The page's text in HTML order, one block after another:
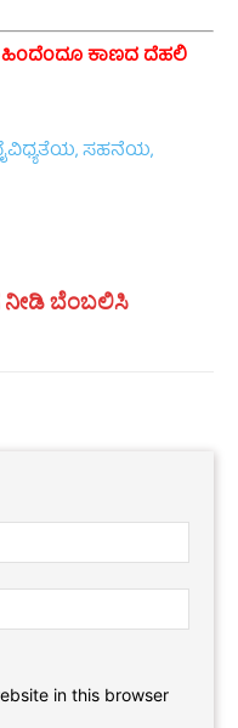
ಹಿಂದೆಂದೂ ಕಾಣದ ದೆಹಲಿ
ಸಹನೆಯ,
ನೀಡಿ ಬೆಂಬಲಿಸಿ
in this browser